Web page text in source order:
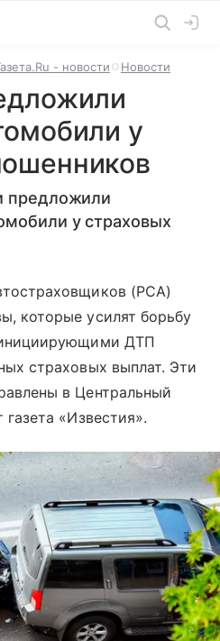
- новости Новости
у
предложили
у страховых
(РСА)
которые усилят борьбу
ДТП
страховых выплат. Эти
в Центральный
«Известия».